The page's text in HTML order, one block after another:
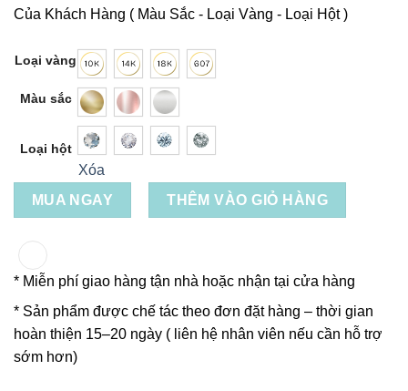
Của Khách Hàng ( Màu Sắc - Loại Vàng - Loại Hột )
Loại vàng
Màu sắc
Loại hột
Xóa
MUA NGAY
THÊM VÀO GIỎ HÀNG
* Miễn phí giao hàng tận nhà hoặc nhận tại cửa hàng
* Sản phẩm được chế tác theo đơn đặt hàng – thời gian
hoàn thiện 15–20 ngày ( liên hệ nhân viên nếu cần hỗ trợ
sớm hơn)